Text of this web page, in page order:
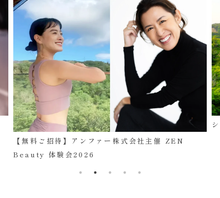
【無料ご招待】アンファー株式会社主催 ZEN
Beauty 体験会2026